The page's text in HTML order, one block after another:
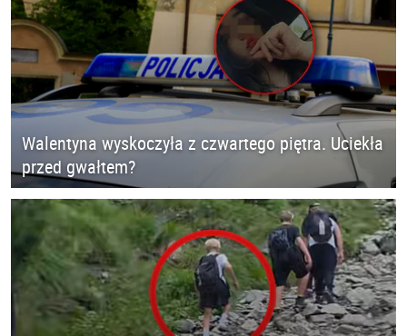
Walentyna wyskoczyła z czwartego piętra. Uciekła
przed gwałtem?